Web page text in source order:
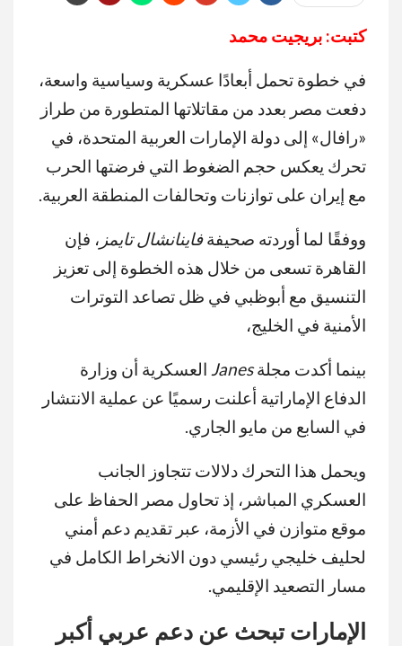
كتبت: بريجيت محمد
في خطوة تحمل أبعادًا عسكرية وسياسية واسعة،
دفعت مصر بعدد من مقاتلاتها المتطورة من طراز
«رافال» إلى دولة الإمارات العربية المتحدة، في
تحرك يعكس حجم الضغوط التي فرضتها الحرب
مع إيران على توازنات وتحالفات المنطقة العربية.
ووفقًا لما أوردته صحيفةفاينانشال تايمز ، فإن
القاهرة تسعى من خلال هذه الخطوة إلى تعزيز
التنسيق مع أبوظبي في ظل تصاعد التوترات
الأمنية في الخليج،
بينما أكدت مجلةJanes العسكرية أن وزارة
الدفاع الإماراتية أعلنت رسميًا عن عملية الانتشار
في السابع من مايو الجاري.
ويحمل هذا التحرك دلالات تتجاوز الجانب
العسكري المباشر، إذ تحاول مصر الحفاظ على
موقع متوازن في الأزمة، عبر تقديم دعم أمني
لحليف خليجي رئيسي دون الانخراط الكامل في
مسار التصعيد الإقليمي.
الإمارات تبحث عن دعم عربي أكبر